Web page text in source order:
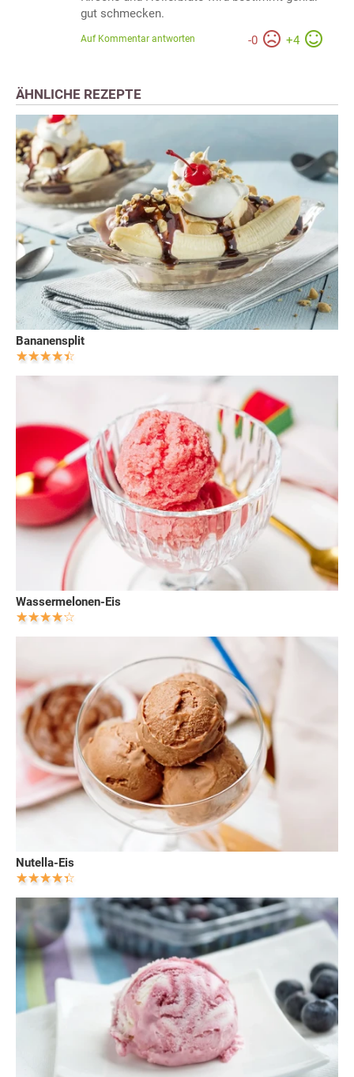
gut schmecken.
-0 +4
Auf Kommentar antworten
ÄHNLICHE REZEPTE
Bananensplit
Wassermelonen-Eis
Nutella-Eis